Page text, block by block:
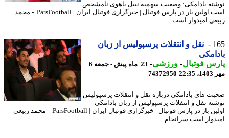
بادامکی: وضعیت سهمیه نبیل باهوی نامشخص
است اولین بار در پارس فوتبال | خبرگزاری فوتبال ایران | ParsFootball. - محمد
امیدوار است ...
نقل و انتقلات پرسپولیس از زبان
فوتبال-ورزشی-
23 ماه پیش - جمعه 6
74372950
های بادامکی درباره نقل و انتقلات پرسپولیس
نقل و انتقلات پرسپولیس از زبان بادامکی
اولین بار در پارس فوتبال | خبرگزاری فوتبال ایران | ParsFootball. - محمد ربیعی
است سرانجام ...